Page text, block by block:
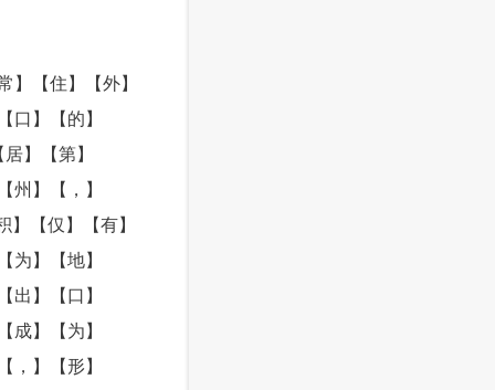
】【住】【外】
口】【的】
】【第】
州】【，】
】【仅】【有】
为】【地】
出】【口】
成】【为】
，】【形】